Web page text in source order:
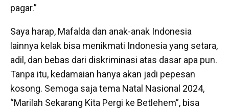
pagar.”
Saya harap, Mafalda dan anak-anak Indonesia
lainnya kelak bisa menikmati Indonesia yang setara,
adil, dan bebas dari diskriminasi atas dasar apa pun.
Tanpa itu, kedamaian hanya akan jadi pepesan
kosong. Semoga saja tema Natal Nasional 2024,
“Marilah Sekarang Kita Pergi ke Betlehem”, bisa